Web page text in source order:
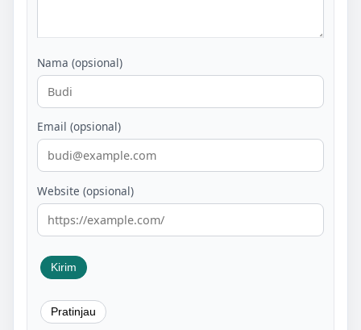
Nama (opsional)
Email (opsional)
Website (opsional)